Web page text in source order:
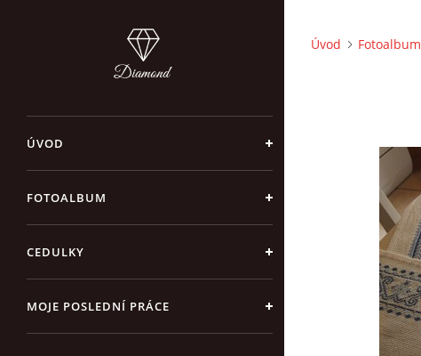
ÚVOD
FOTOALBUM
CEDULKY
MOJE POSLEDNÍ PRÁCE
Úvod Fotoalbum